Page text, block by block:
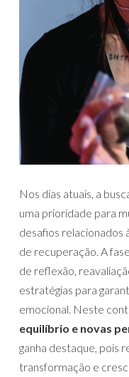
Nos dias atuais, a
uma prioridade para
desafios relacionados
de recuperação. A
de reflexão,
estratégias para
emocional. Neste
equilíbrio e novas
ganha destaque, pois
transformação e